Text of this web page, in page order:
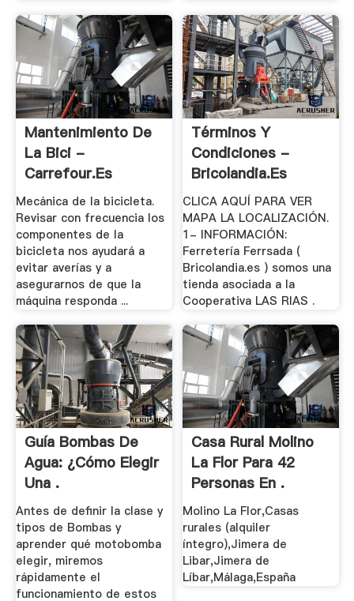
Mantenimiento De
La Bici -
Carrefour.es
Mecánica de la bicicleta.
Revisar con frecuencia los
componentes de la
bicicleta nos ayudará a
evitar averías y a
asegurarnos de que la
máquina responda ...
Términos Y
Condiciones -
Bricolandia.es
CLICA AQUÍ PARA VER
MAPA LA LOCALIZACIÓN.
1- INFORMACIÓN:
Ferretería Ferrsada (
Bricolandia.es ) somos una
tienda asociada a la
Cooperativa LAS RIAS .
Guía Bombas De
Agua: ¿Cómo Elegir
Una .
Antes de definir la clase y
tipos de Bombas y
aprender qué motobomba
elegir, miremos
rápidamente el
funcionamiento de estos
Casa Rural Molino
La Flor Para 42
Personas En .
Molino La Flor,Casas
rurales (alquiler
íntegro),Jimera de
Libar,Jimera de
Líbar,Málaga,España